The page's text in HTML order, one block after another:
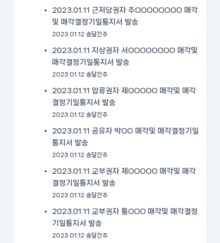
2023.01.11 근저당권자 주OOOOOOOO 매각
및 매각결정기일통지서 발송
2023.01.12 송달간주
2023.01.11 지상권자 서OOOOOOOO 매각및
매각결정기일통지서 발송
2023.01.12 송달간주
2023.01.11 압류권자 제OOOOO 매각및 매각
결정기일통지서 발송
2023.01.12 송달간주
2023.01.11 공유자 박OO 매각및 매각결정기일
통지서 발송
2023.01.12 송달간주
2023.01.11 교부권자 제OOOOO 매각및 매각
결정기일통지서 발송
2023.01.12 송달간주
2023.01.11 교부권자 통OOO 매각및 매각결정
기일통지서 발송
2023.01.12 송달간주